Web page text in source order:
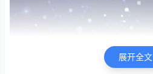
展开全文